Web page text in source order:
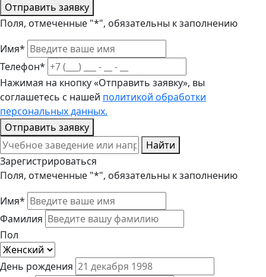
Отправить заявку
Поля, отмеченные "*", обязательны к заполнению
Имя*
Телефон*
Нажимая на кнопку «Отправить заявку», вы
соглашетесь с нашей политикой обработки
персональных данных.
Отправить заявку
Найти
Зарегистрироваться
Поля, отмеченные "*", обязательны к заполнению
Имя*
Фамилия
Пол
День рождения